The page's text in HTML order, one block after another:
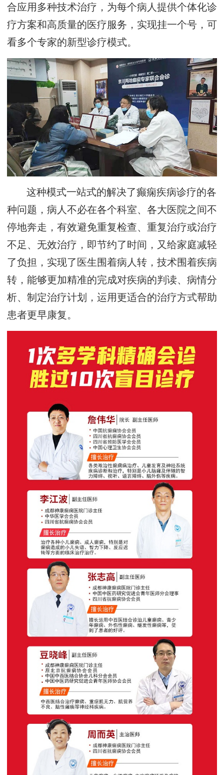
合应用多种技术治疗，为每个病人提供个体化诊
疗方案和高质量的医疗服务，实现挂一个号，可
看多个专家的新型诊疗模式。
这种模式一站式的解决了癫痫疾病诊疗的各
种问题，病人不必在各个科室、各大医院之间不
停地奔走，有效避免重复检查、重复治疗或治疗
不足、无效治疗，即节约了时间，又给家庭减轻
了负担，实现了医生围着病人转，技术围着疾病
转，能够更加精准的完成对疾病的判读、病情分
析、制定治疗计划，运用更适合的治疗方式帮助
患者更早康复。